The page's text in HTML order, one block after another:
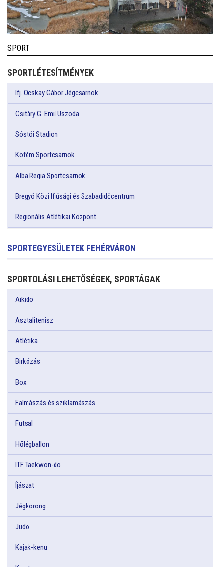
SPORT
SPORTLÉTESÍTMÉNYEK
Ifj. Ocskay Gábor Jégcsarnok
Csitáry G. Emil Uszoda
Sóstói Stadion
Köfém Sportcsarnok
Alba Regia Sportcsarnok
Bregyó Közi Ifjúsági és Szabadidőcentrum
Regionális Atlétikai Központ
SPORTEGYESÜLETEK FEHÉRVÁRON
SPORTOLÁSI LEHETŐSÉGEK, SPORTÁGAK
Aikido
Asztalitenisz
Atlétika
Birkózás
Box
Falmászás és sziklamászás
Futsal
Hőlégballon
ITF Taekwon-do
Íjászat
Jégkorong
Judo
Kajak-kenu